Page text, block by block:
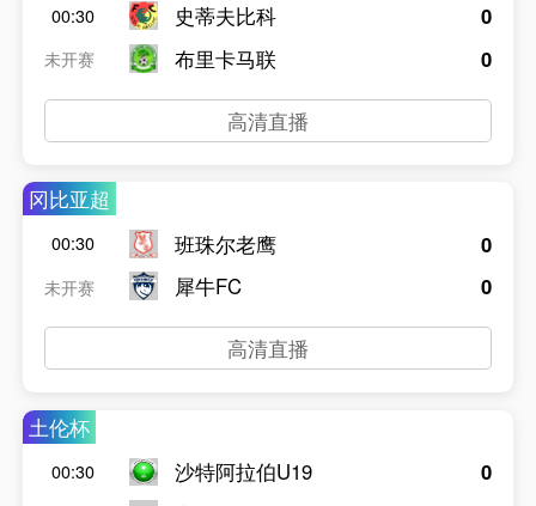
00:30
未开赛
史蒂夫比科
布里卡马联
0
0
高清直播
冈比亚超
00:30
未开赛
班珠尔老鹰
犀牛FC
0
0
高清直播
土伦杯
00:30
沙特阿拉伯U19
0